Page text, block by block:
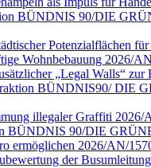
BÜNDNIS 90/DIE
Potenzialflächen
Wohnbebauung 2026/
„Legal Walls“
BÜNDNIS90/ DIE
illegaler Graffiti
90/DIE
ermöglichen 2026/AN/
der